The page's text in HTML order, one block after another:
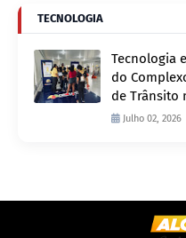
TECNOLOGIA
Tecnologia
do
de Trânsito
Julho 02, 2026